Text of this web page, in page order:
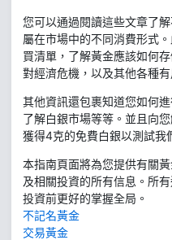
您可以通過閱讀這些文章了
屬在市場中的不同消費形式
買清單，了解黃金應該如何
對經濟危機，以及其他各種有
其他資訊還包裹知道您如何
了解白銀市場等等。並且向
獲得4克的免費白銀以測試我
本指南頁面將為您提供有關
及相關投資的所有信息。所
投資前更好的掌握全局。
不記名黃金
交易黃金